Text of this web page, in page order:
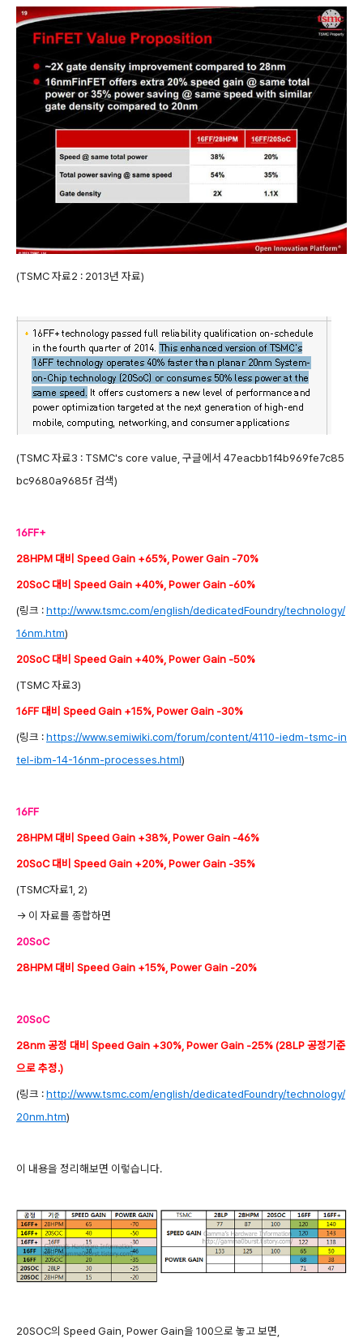
(TSMC 자료2 : 2013년 자료)
(TSMC 자료3 : TSMC's core value, 구글에서 47eacbb1f4b969fe7c85
bc9680a9685f 검색)
16FF+
28HPM 대비 Speed Gain +65%, Power Gain -70%
20SoC 대비 Speed Gain +40%, Power Gain -60%
(링크 :http://www.tsmc.com/english/dedicatedFoundry/technology/
16nm.htm)
20SoC 대비 Speed Gain +40%, Power Gain -50%
(TSMC 자료3)
16FF 대비 Speed Gain +15%, Power Gain -30%
(링크 :https://www.semiwiki.com/forum/content/4110-iedm-tsmc-in
tel-ibm-14-16nm-processes.html)
16FF
28HPM 대비 Speed Gain +38%, Power Gain -46%
20SoC 대비 Speed Gain +20%, Power Gain -35%
(TSMC자료1, 2)
-> 이 자료를 종합하면
20SoC
28HPM 대비 Speed Gain +15%, Power Gain -20%
20SoC
28nm 공정 대비 Speed Gain +30%, Power Gain -25% (28LP 공정기준
으로 추정.)
(링크 :http://www.tsmc.com/english/dedicatedFoundry/technology/
20nm.htm)
이 내용을 정리해보면 이렇습니다.
20SOC의 Speed Gain, Power Gain을 100으로 놓고 보면,